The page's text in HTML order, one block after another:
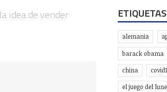
idea de vender
ETIQUETAS
alemania
barack obama
china
el juego del